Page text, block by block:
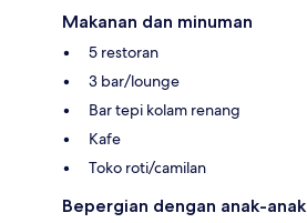
Makanan dan minuman
5 restoran
3 bar/lounge
Bar tepi kolam renang
Kafe
Toko roti/camilan
Bepergian dengan anak-anak